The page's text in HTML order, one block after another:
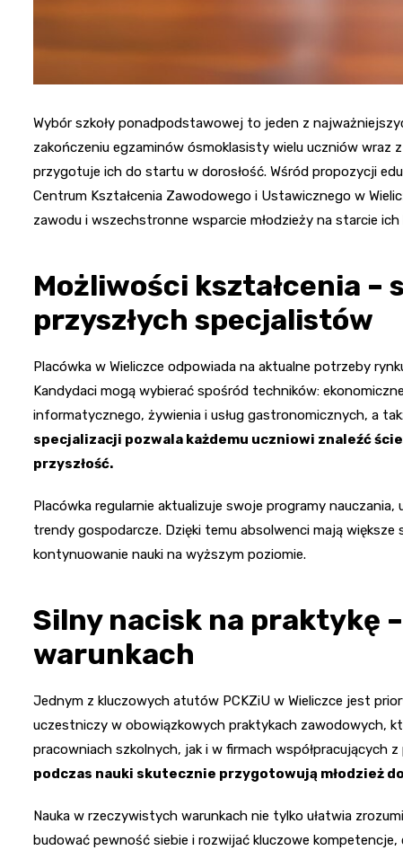
Wybór szkoły ponadpodstawowej to jeden z
zakończeniu egzaminów ósmoklasisty wielu uczniów wraz
przygotuje ich do startu w dorosłość. Wśród propozycji
Centrum Kształcenia Zawodowego i Ustawicznego w
zawodu i wszechstronne wsparcie młodzieży na starcie ich
Możliwości kształcenia –
przyszłych specjalistów
Placówka w Wieliczce odpowiada na aktualne potrzeby
Kandydaci mogą wybierać spośród techników:
informatycznego, żywienia i usług gastronomicznych, a
specjalizacji pozwala każdemu uczniowi znaleźć
przyszłość.
Placówka regularnie aktualizuje swoje programy
trendy gospodarcze. Dzięki temu absolwenci mają
kontynuowanie nauki na wyższym poziomie.
Silny nacisk na praktykę
warunkach
Jednym z kluczowych atutów PCKZiU w Wieliczce jest
uczestniczy w obowiązkowych praktykach zawodowych,
pracowniach szkolnych, jak i w firmach współpracujących z
podczas nauki skutecznie przygotowują młodzież
Nauka w rzeczywistych warunkach nie tylko ułatwia
budować pewność siebie i rozwijać kluczowe kompetencje,